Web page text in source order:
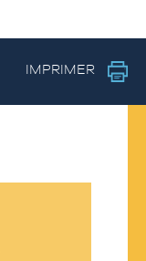
IMPRIMER